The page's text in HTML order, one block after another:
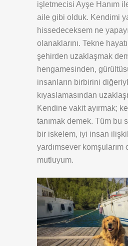
işletmecisi Ayşe Hanım
aile gibi olduk. Kendimi
hissedeceksem ne
olanaklarını. Tekne
şehirden uzaklaşmak
hengamesinden,
insanların birbirini
kıyaslamasından
Kendine vakit ayırmak;
tanımak demek. Tüm bu
bir iskelem, iyi insan
yardımsever
mutluyum.